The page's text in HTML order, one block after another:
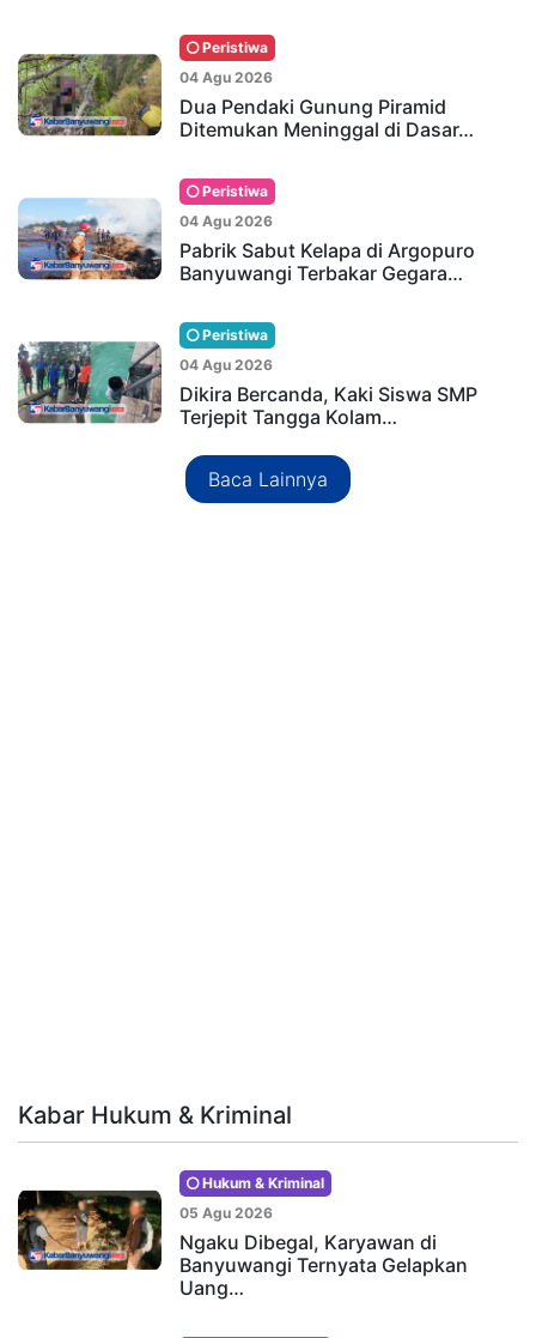
Peristiwa
04 Agu 2026
Dua Pendaki Gunung Piramid
Ditemukan Meninggal di Dasar…
Peristiwa
04 Agu 2026
Pabrik Sabut Kelapa di Argopuro
Banyuwangi Terbakar Gegara…
Peristiwa
04 Agu 2026
Dikira Bercanda, Kaki Siswa SMP
Terjepit Tangga Kolam…
Baca Lainnya
Kabar Hukum & Kriminal
Hukum & Kriminal
05 Agu 2026
Ngaku Dibegal, Karyawan di
Banyuwangi Ternyata Gelapkan
Uang…